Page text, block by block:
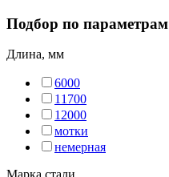
Подбор по параметрам
Длина, мм
6000
11700
12000
мотки
немерная